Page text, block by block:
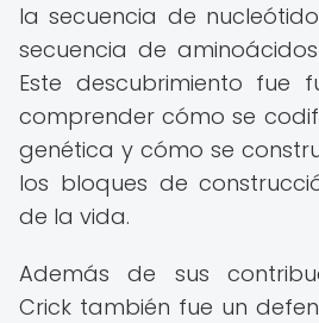
la secuencia de
secuencia de
Este descubrimiento fue
comprender cómo se
genética y cómo se
los bloques de
de la vida.
Además de sus
Crick también fue un